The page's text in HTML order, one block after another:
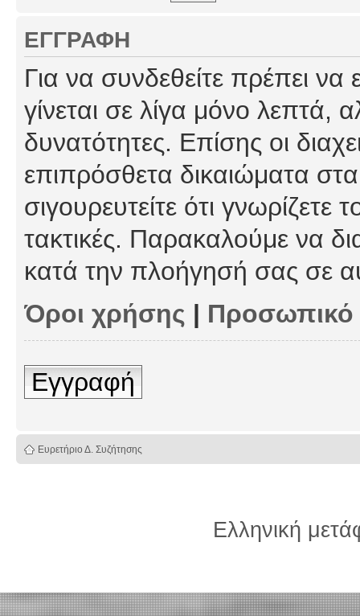
ΕΓΓΡΑΦΉ
Για να συνδεθείτε πρέπει
γίνεται σε λίγα μόνο λεπτά,
δυνατότητες. Επίσης οι
επιπρόσθετα δικαιώματα
σιγουρευτείτε ότι γνωρίζετε
τακτικές. Παρακαλούμε να
κατά την πλοήγησή σας σε
Όροι χρήσης |
Εγγραφή
Ευρετήριο Δ. Συζήτησης
Ελληνική